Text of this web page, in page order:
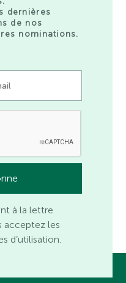
dernières
de nos
nominations.
à la lettre
acceptez les
d’utilisation.